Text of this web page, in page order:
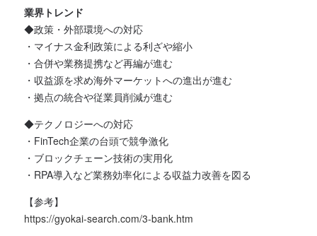
業界トレンド
◆政策・外部環境への対応
・マイナス金利政策による利ざや縮小
・合併や業務提携など再編が進む
・収益源を求め海外マーケットへの進出が進む
・拠点の統合や従業員削減が進む
◆テクノロジーへの対応
・FinTech企業の台頭で競争激化
・ブロックチェーン技術の実用化
・RPA導入など業務効率化による収益力改善を図る
【参考】
https://gyokai-search.com/3-bank.htm